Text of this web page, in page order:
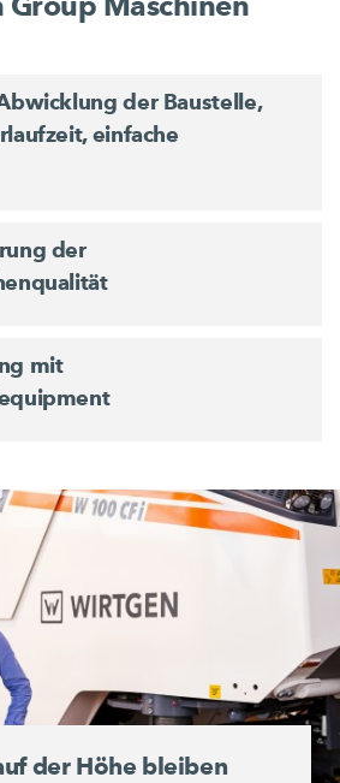
der Baustelle,
einfache
der
mit
der Höhe bleiben